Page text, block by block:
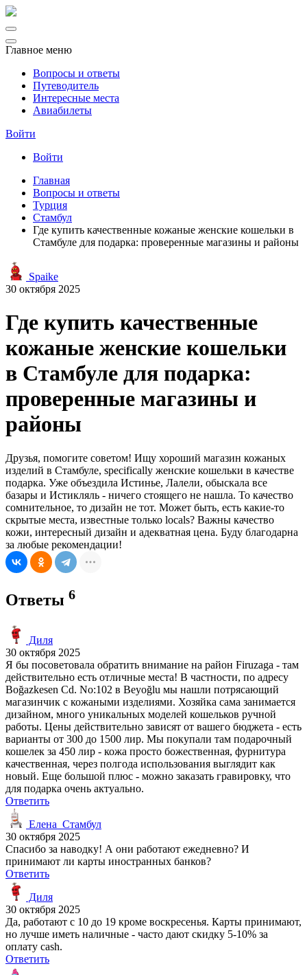
Главное меню
Вопросы и ответы
Путеводитель
Интересные места
Авиабилеты
Войти
Войти
Главная
Вопросы и ответы
Турция
Стамбул
Где купить качественные кожаные женские кошельки в
Стамбуле для подарка: проверенные магазины и районы
Spaike
30 октября 2025
Где купить качественные
кожаные женские кошельки
в Стамбуле для подарка:
проверенные магазины и
районы
Друзья, помогите советом! Ищу хороший магазин кожаных
изделий в Стамбуле, specifically женские кошельки в качестве
подарка. Уже объездила Истинье, Лалели, обыскала все
базары и Истикляль - ничего стоящего не нашла. То качество
сомнительное, то дизайн не тот. Может быть, есть какие-то
скрытые места, известные только locals? Важны качество
кожи, интересный дизайн и адекватная цена. Буду благодарна
за любые рекомендации!
Ответы 6
Диля
30 октября 2025
Я бы посоветовала обратить внимание на район Firuzaga - там
действительно есть отличные места! В частности, по адресу
Boğazkesen Cd. No:102 в Beyoğlu мы нашли потрясающий
магазинчик с кожаными изделиями. Хозяйка сама занимается
дизайном, много уникальных моделей кошельков ручной
работы. Цены действительно зависят от вашего бюджета - есть
варианты от 300 до 1500 лир. Мы покупали там подарочный
кошелек за 450 лир - кожа просто божественная, фурнитура
качественная, через полгода использования выглядит как
новый. Еще большой плюс - можно заказать гравировку, что
для подарка очень актуально.
Ответить
Елена_Стамбул
30 октября 2025
Спасибо за наводку! А они работают ежедневно? И
принимают ли карты иностранных банков?
Ответить
Диля
30 октября 2025
Да, работают с 10 до 19 кроме воскресенья. Карты принимают,
но лучше иметь наличные - часто дают скидку 5-10% за
оплату cash.
Ответить